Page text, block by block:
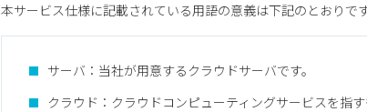
本サービス仕様に記載されている用語の意義は下記のとおりです
サーバ：当社が用意するクラウドサーバです。
クラウド：クラウドコンピューティングサービスを指す